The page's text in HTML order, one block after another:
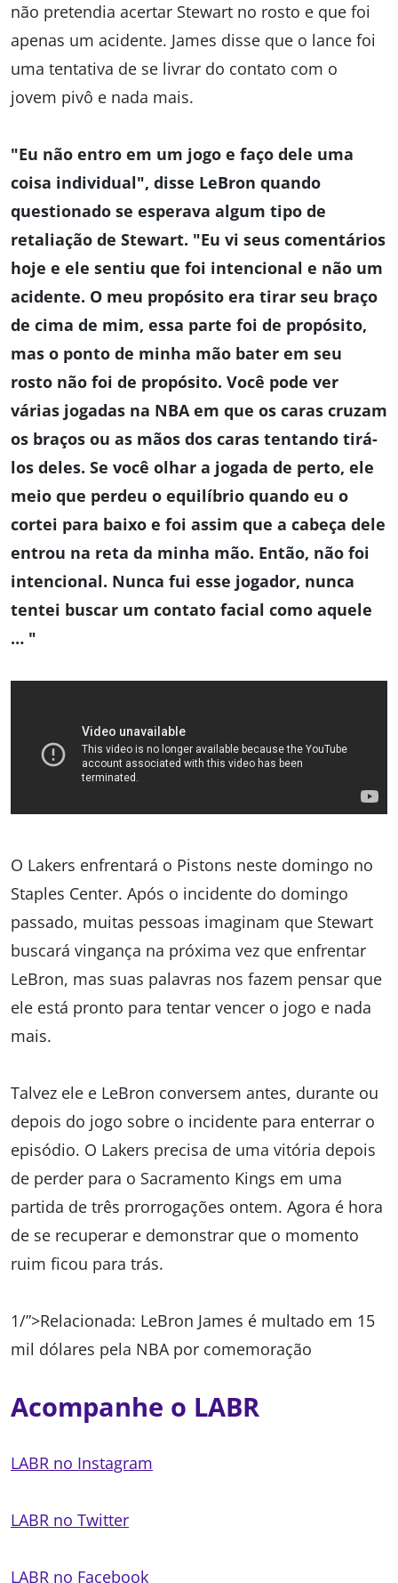
não pretendia acertar Stewart no rosto e que foi
apenas um acidente. James disse que o lance foi
uma tentativa de se livrar do contato com o
jovem pivô e nada mais.
"Eu não entro em um jogo e faço dele uma
coisa individual", disse LeBron quando
questionado se esperava algum tipo de
retaliação de Stewart. "Eu vi seus comentários
hoje e ele sentiu que foi intencional e não um
acidente. O meu propósito era tirar seu braço
de cima de mim, essa parte foi de propósito,
mas o ponto de minha mão bater em seu
rosto não foi de propósito. Você pode ver
várias jogadas na NBA em que os caras cruzam
os braços ou as mãos dos caras tentando tirá-
los deles. Se você olhar a jogada de perto, ele
meio que perdeu o equilíbrio quando eu o
cortei para baixo e foi assim que a cabeça dele
entrou na reta da minha mão. Então, não foi
intencional. Nunca fui esse jogador, nunca
tentei buscar um contato facial como aquele
… "
O Lakers enfrentará o Pistons neste domingo no
Staples Center. Após o incidente do domingo
passado, muitas pessoas imaginam que Stewart
buscará vingança na próxima vez que enfrentar
LeBron, mas suas palavras nos fazem pensar que
ele está pronto para tentar vencer o jogo e nada
mais.
Talvez ele e LeBron conversem antes, durante ou
depois do jogo sobre o incidente para enterrar o
episódio. O Lakers precisa de uma vitória depois
de perder para o Sacramento Kings em uma
partida de três prorrogações ontem. Agora é hora
de se recuperar e demonstrar que o momento
ruim ficou para trás.
1/”>Relacionada: LeBron James é multado em 15
mil dólares pela NBA por comemoração
Acompanhe o LABR
LABR no Instagram
LABR no Twitter
LABR no Facebook